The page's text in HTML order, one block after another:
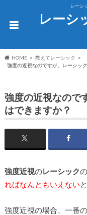
レーシ
レーシ
HOME
教えてレーシック
強度の近視なのですが、レーシッ
強度の近視なので
はできますか？
強度近視のレーシック
ればなんともいえない
強度近視の場合、一番